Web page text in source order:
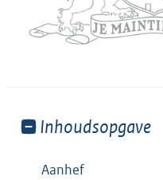
Toon
van:
Inhoudsopgave
Aanhef